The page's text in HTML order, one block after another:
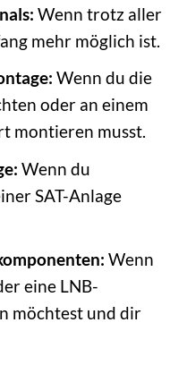
Wenn trotz aller
mehr möglich ist.
Wenn du die
oder an einem
montieren musst.
Wenn du
SAT-Anlage
Wenn
eine LNB-
möchtest und dir